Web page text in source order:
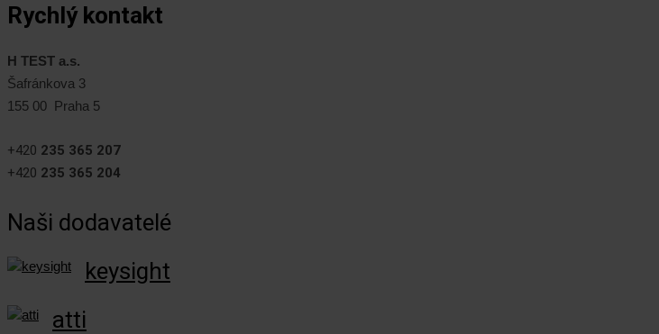
Rychlý kontakt
H TEST a.s.
Šafránkova 3
155 00 Praha 5
+420 235 365 207
+420 235 365 204
Naši dodavatelé
keysight
atti